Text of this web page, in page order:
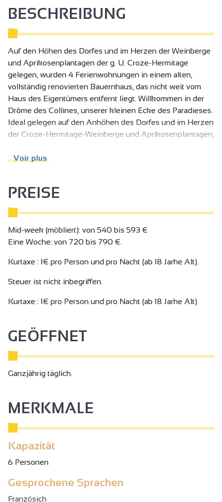
BESCHREIBUNG
Auf den Höhen des Dorfes und im Herzen der Weinberge
und Aprikosenplantagen der g. U. Croze-Hermitage
gelegen, wurden 4 Ferienwohnungen in einem alten,
vollständig renovierten Bauernhaus, das nicht weit vom
Haus des Eigentümers entfernt liegt. Willkommen in der
Drôme des Collines, unserer kleinen Ecke des Paradieses.
Ideal gelegen auf den Anhöhen des Dorfes und im Herzen
der Croze-Hermitage-Weinberge und Aprikosenplantagen,
nicht weit vom Haus des Eigentümers entfernt. Genießen
mit den Appellationen Crozes-Hermitage, Hermitage und
St Joseph. Auf 3000 m2 Grundstück Grillplatz sowie
zahlreiche Spiele im Freien . Sie können die unberührte
Natur und die Ruhe genießen und sind dennoch in der
Nähe der großen Verkehrsachsen und Ballungsräume: 3,5
Valence und 17 km von Romans-sur-Isère, 20 min vom
TGV-Bahnhof Alixan und 5km/8min vom TER-Bahnhof
Voir plus
PREISE
Mid-week (möbliert): von 540 bis 593 €
Eine Woche: von 720 bis 790 €.
Kurtaxe : 1€ pro Person und pro Nacht (ab 18 Jarhe Alt).
Steuer ist nicht inbegriffen.
Kurtaxe : 1€ pro Person und pro Nacht (ab 18 Jarhe Alt)
GEÖFFNET
Ganzjährig täglich.
MERKMALE
Kapazität
6 Personen
Gesprochene Sprachen
Französich